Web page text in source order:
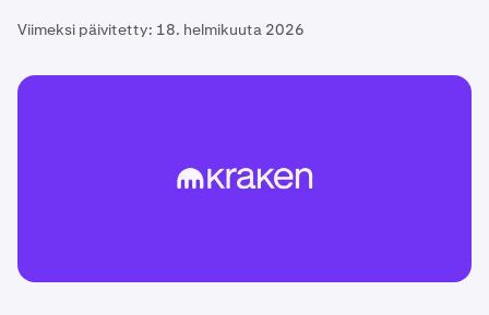
Viimeksi päivitetty: 18. helmikuuta 2026